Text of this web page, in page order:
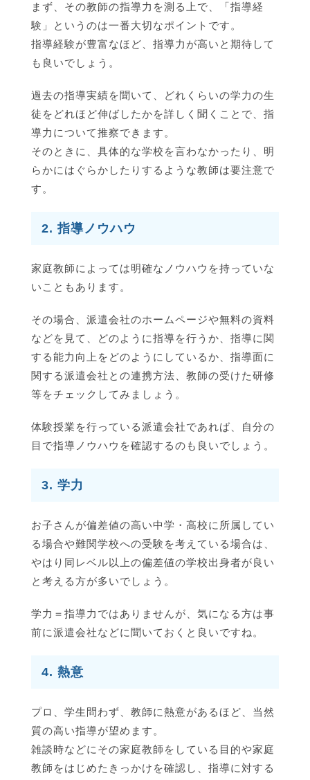
まず、その教師の指導力を測る上で、「指導経
験」というのは一番大切なポイントです。
指導経験が豊富なほど、指導力が高いと期待して
も良いでしょう。
過去の指導実績を聞いて、どれくらいの学力の生
徒をどれほど伸ばしたかを詳しく聞くことで、指
導力について推察できます。
そのときに、具体的な学校を言わなかったり、明
らかにはぐらかしたりするような教師は要注意で
す。
2. 指導ノウハウ
家庭教師によっては明確なノウハウを持っていな
いこともあります。
その場合、派遣会社のホームページや無料の資料
などを見て、どのように指導を行うか、指導に関
する能力向上をどのようにしているか、指導面に
関する派遣会社との連携方法、教師の受けた研修
等をチェックしてみましょう。
体験授業を行っている派遣会社であれば、自分の
目で指導ノウハウを確認するのも良いでしょう。
3. 学力
お子さんが偏差値の高い中学・高校に所属してい
る場合や難関学校への受験を考えている場合は、
やはり同レベル以上の偏差値の学校出身者が良い
と考える方が多いでしょう。
学力＝指導力ではありませんが、気になる方は事
前に派遣会社などに聞いておくと良いですね。
4. 熱意
プロ、学生問わず、教師に熱意があるほど、当然
質の高い指導が望めます。
雑談時などにその家庭教師をしている目的や家庭
教師をはじめたきっかけを確認し、指導に対する